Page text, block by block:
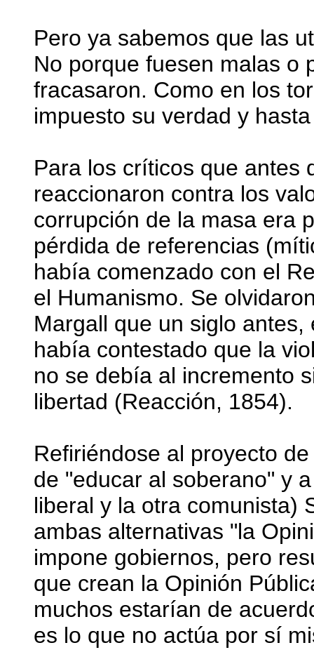
Pero ya sabemos que las
No porque fuesen malas o
fracasaron. Como en los
impuesto su verdad y
Para los críticos que antes
reaccionaron contra los
corrupción de la masa era
pérdida de referencias
había comenzado con el
el Humanismo. Se
Margall que un siglo
había contestado que la
no se debía al incremento
libertad (Reacción, 1854).
Refiriéndose al proyecto
de "educar al soberano" y
liberal y la otra comunista)
ambas alternativas "la
impone gobiernos, pero
que crean la Opinión
muchos estarían de
es lo que no actúa por sí